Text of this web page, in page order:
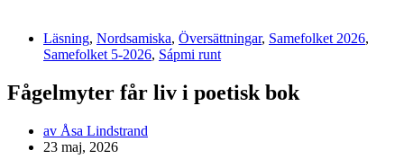
Läsning, Nordsamiska, Översättningar, Samefolket 2026,
Samefolket 5-2026, Sápmi runt
Fågelmyter får liv i poetisk bok
av Åsa Lindstrand
23 maj, 2026